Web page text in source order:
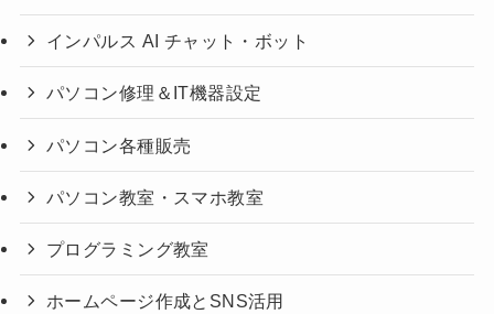
インパルス AI チャット・ボット
パソコン修理＆IT機器設定
パソコン各種販売
パソコン教室・スマホ教室
プログラミング教室
ホームページ作成とSNS活用